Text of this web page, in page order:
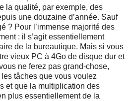
la qualité, par exemple, des
une douzaine d’année. Sauf
? Pour l’immense majorité des
: il s’agit essentiellement
de la bureautique. Mais si vous
vieux PC à 4Go de disque dur et
ne ferez pas grand-chose,
tâches que vous voulez
et que la multiplication des
plus essentiellement de la